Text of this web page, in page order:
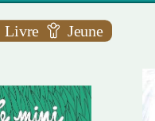
Livre Jeune
chien
GRANJON
Les